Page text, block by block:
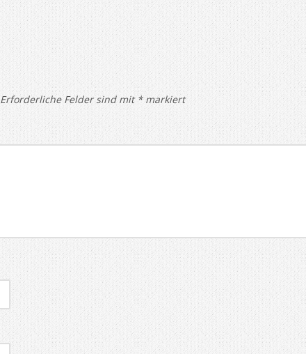
Erforderliche Felder sind mit*markiert